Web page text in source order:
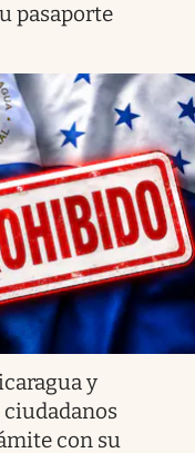
pasaporte
y
con su